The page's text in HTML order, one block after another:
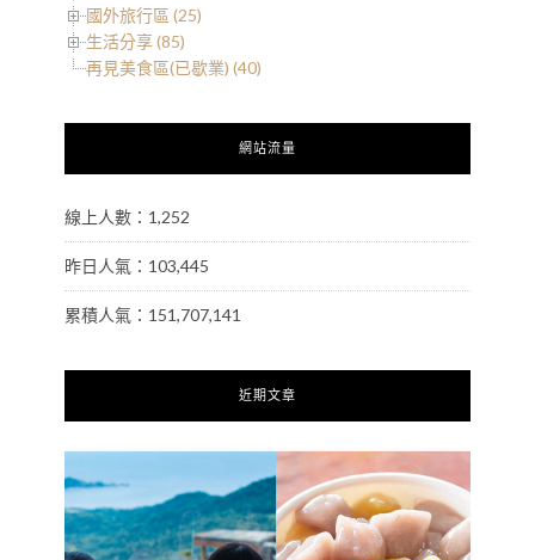
國外旅行區 (25)
生活分享 (85)
再見美食區(已歇業) (40)
網站流量
線上人數：1,252
昨日人氣：103,445
累積人氣：151,707,141
近期文章